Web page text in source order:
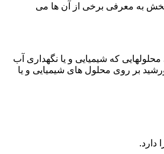
بخش به معرفی برخی از آن ها می
که شیمیایی و یا نگهداری آب
بر روی محلول های شیمیایی و یا